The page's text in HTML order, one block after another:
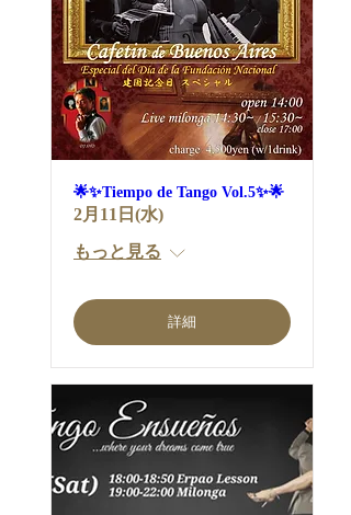
🌟✨Tiempo de Tango Vol.5✨🌟
2月11日(水)
もっと見る
詳細